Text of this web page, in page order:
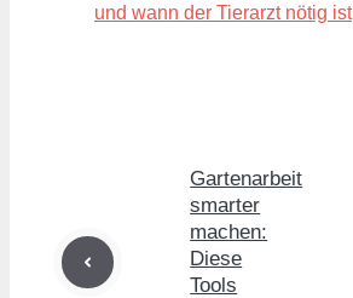
und wann der Tierarzt nötig ist
Gartenarbeit
smarter
machen:
Diese
Tools